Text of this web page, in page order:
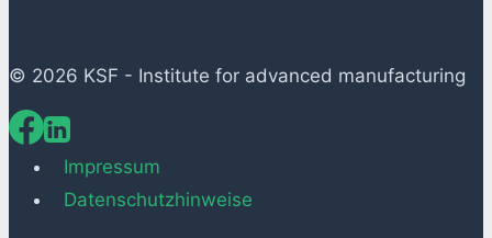
© 2026 KSF - Institute for advanced manufacturing
Impressum
Datenschutzhinweise